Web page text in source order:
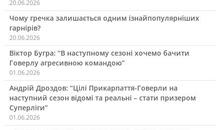
20.06.2026
Чому гречка залишається одним ізнайпопулярніших
гарнірів?
20.06.2026
Віктор Бугра: “В наступному сезоні хочемо бачити
Говерлу агресивною командою”
01.06.2026
Андрій Дроздов: “Цілі Прикарпаття-Говерли на
наступний сезон відомі та реальні – стати призером
Суперліги”
01.06.2026